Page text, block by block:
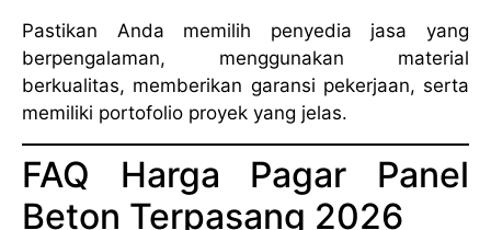
Pastikan Anda memilih penyedia jasa yang
berpengalaman, menggunakan material
berkualitas, memberikan garansi pekerjaan, serta
memiliki portofolio proyek yang jelas.
FAQ Harga Pagar Panel
Beton Terpasang 2026